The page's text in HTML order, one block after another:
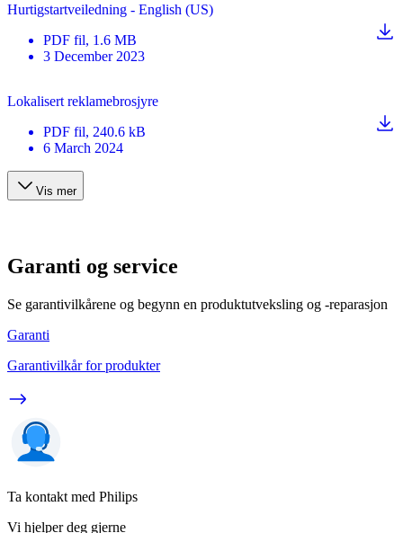
Hurtigstartveiledning - English (US)
PDF fil, 1.6 MB
3 December 2023
Lokalisert reklamebrosjyre
PDF fil, 240.6 kB
6 March 2024
Vis mer
Garanti og service
Se garantivilkårene og begynn en produktutveksling og -reparasjon
Garanti
Garantivilkår for produkter
Ta kontakt med Philips
Vi hjelper deg gjerne